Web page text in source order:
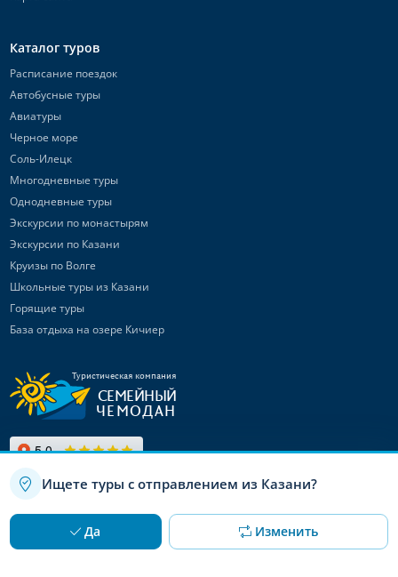
Ищете туры с отправлением из Казани?
Да Изменить
Каталог туров
Расписание поездок
Автобусные туры
Авиатуры
Черное море
Соль-Илецк
Многодневные туры
Однодневные туры
Экскурсии по монастырям
Экскурсии по Казани
Круизы по Волге
Школьные туры из Казани
Горящие туры
База отдыха на озере Кичиер
Туристическая компания
СЕМЕЙНЫЙ
ЧЕМОДАН
Канал в Max
Используя данный сайт, вы даете согласие на использование
файлов cookie